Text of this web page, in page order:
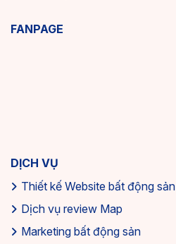
FANPAGE
DỊCH VỤ
Thiết kế Website bất động sản
Dịch vụ review Map
Marketing bất động sản